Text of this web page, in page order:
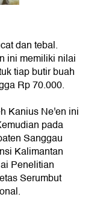
dan tebal.
ini memiliki nilai
tiap butir buah
Rp 70.000.
Kanius Ne'en ini
pada
Sanggau
Kalimantan
Penelitian
Serumbut